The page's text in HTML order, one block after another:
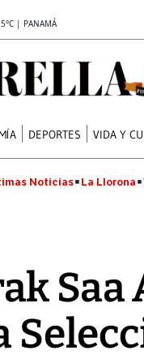
| PANAMÁ
DEPORTES VIDA Y
Noticias La Llorona